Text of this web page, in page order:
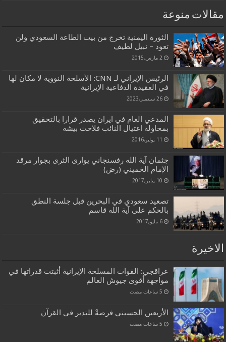
مقالات منوعة
الثورة اليمنية تخرج من بيت الطاعة السعودي ولن
تعود – نبيل لطيف
2 مارس,2015
الرئيس الإيراني لـ CNN: الأسلحة النووية لا مكان لها
في العقيدة الدفاعية الإيرانية
26 سبتمبر,2023
المدعي العام في ايران يصدر قرارا بالتحقيق
بمحاولة اغتيال النائب فلاحت بيشه
11 يوليو,2016
جثمان آية الله رفسنجاني يوارى الثرى بجوار مرقد
الإمام الخميني (رض)
10 يناير,2017
تصعيد سعودي في البحرين قبل جلسة النطق
بالحكم على آية الله قاسم
6 مايو,2017
الاخيرة
عراقجي: القوات المسلحة الإيرانية أثبتت قدراتها في
مواجهة أقوى جيوش العالم
الأربعين الحسيني فرصةٌ للتدبر في القرآن